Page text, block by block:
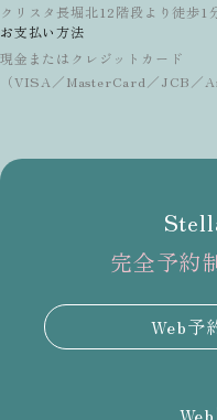
クリスタ長堀北12階段より徒歩1
お支払い方法
現金またはクレジットカード
（VISA／MasterCard／JCB／
完全予約
Web予